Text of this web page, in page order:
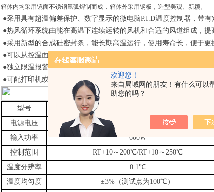
欢迎您！
来自局域网的朋友！有什么可以
助您的吗？
箱体内均采用镜面不锈钢氩弧焊制而成，箱体外采用钢板，造型美观、新颖。
●采用具有超温偏差保护、数字显示的微电脑P.I.D温度控制器，带有
●热风循环系统由能在高温下连续运转的风机和合适的风道组成，提
●采用新型的合成硅密封条，能长期高温运行，使用寿命长，便于更
●可以从控温面板上调节箱内进风和排气量大小。
●独立限温报警系统，超过限制温度即自动中断，保证实验安全运行
●可配打印机或RS485接口，用于连接打印机或计算机，能记录温度
型号
电源电压
输入功率
600W
控制范围
RT+10～200℃/RT+10～250℃
温度分辨率
0.1℃
温度均匀度
±3%（测试点为100℃）